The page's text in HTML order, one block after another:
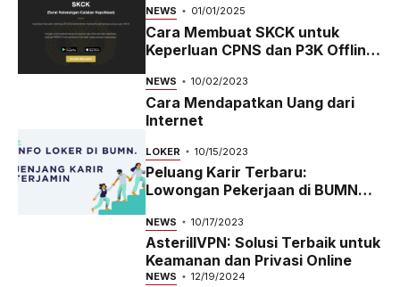
NEWS 01/01/2025
Cara Membuat SKCK untuk
Keperluan CPNS dan P3K Offline
NEWS 10/02/2023
Cara Mendapatkan Uang dari
Internet
LOKER 10/15/2023
Peluang Karir Terbaru:
Lowongan Pekerjaan di BUMN
NEWS 10/17/2023
AsterillVPN: Solusi Terbaik untuk
Keamanan dan Privasi Online
NEWS 12/19/2024